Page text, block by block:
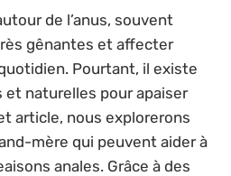
de l’anus, souvent
gênantes et affecter
Pourtant, il existe
naturelles pour apaiser
article, nous explorerons
mère qui peuvent aider à
anales. Grâce à des